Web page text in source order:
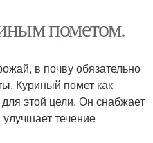
пометом.
в почву обязательно
Куриный помет как
этой цели. Он снабжает
течение